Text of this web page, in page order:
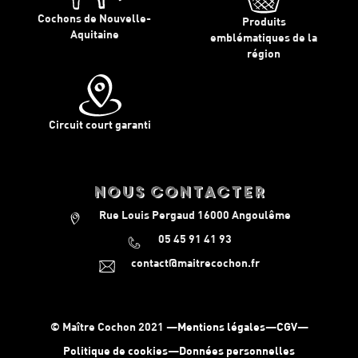
Cochons de Nouvelle-
Aquitaine
Produits
emblématiques de la
région
Circuit court garanti
nous contacter
Rue Louis Pergaud 16000 Angoulême
05 45 91 41 93
contact@maitrecochon.fr
© Maître Cochon 2021 —Mentions légales—CGV—
Politique de cookies—Données personnelles